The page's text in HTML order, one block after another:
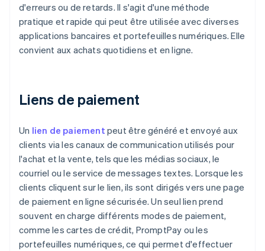
d'erreurs ou de retards. Il s'agit d'une méthode
pratique et rapide qui peut être utilisée avec diverses
applications bancaires et portefeuilles numériques. Elle
convient aux achats quotidiens et en ligne.
Liens de paiement
Un lien de paiement peut être généré et envoyé aux
clients via les canaux de communication utilisés pour
l'achat et la vente, tels que les médias sociaux, le
courriel ou le service de messages textes. Lorsque les
clients cliquent sur le lien, ils sont dirigés vers une page
de paiement en ligne sécurisée. Un seul lien prend
souvent en charge différents modes de paiement,
comme les cartes de crédit, PromptPay ou les
portefeuilles numériques, ce qui permet d'effectuer